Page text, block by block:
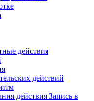
действия
действий
действия Запись в